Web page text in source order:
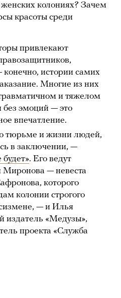
колониях? Зачем
красоты среди
привлекают
конечно, истории самих
Многие из них
и тяжелом
без эмоций — это
впечатление.
тюрьме и жизни людей,
в заключении, —
. Его ведут
Миронова — невеста
которого
колонии строгого
— и Илья
«Медузы»,
проекта «Служба